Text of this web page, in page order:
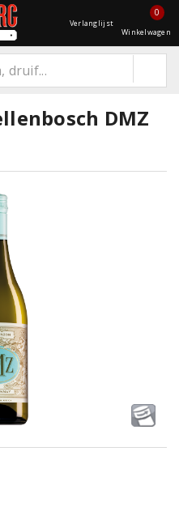
Verlanglijst
0
Winkelwagen
DMZ